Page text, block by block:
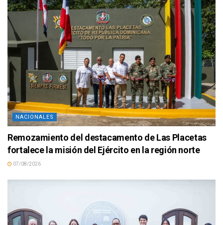
NACIONALES
Remozamiento del destacamento de Las Placetas
fortalece la misión del Ejército en la región norte
07/08/2026